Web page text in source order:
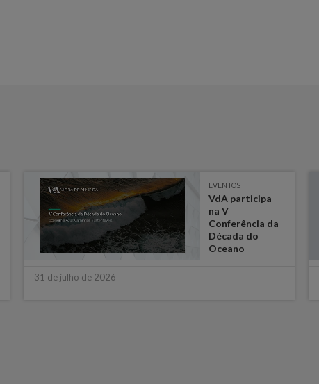
EVENTOS
VdA participa
na V
Conferência da
Década do
Oceano
31 de julho de 2026